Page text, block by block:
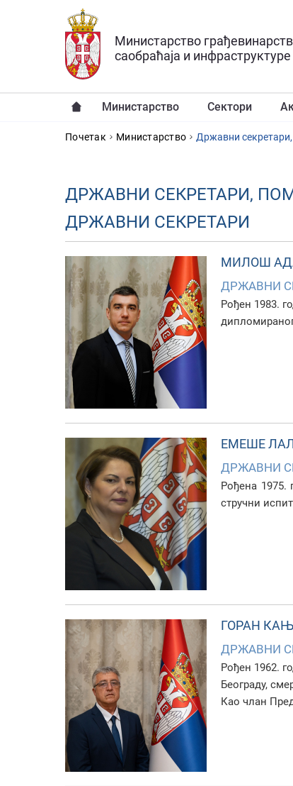
Прескочи на главни део садржаја
Министарство
саобраћаја и инфраструктуре
Министарство Сектори
YOU ARE HERE
Почетак Министарство Државни
ДРЖАВНИ СЕКРЕТАРИ,
ДРЖАВНИ СЕКРЕТАРИ
МИЛОШ
ДРЖАВНИ
Рођен 1983.
ЕМЕШЕ
ДРЖАВНИ
Рођена 1975.
стручни
ГОРАН
ДРЖАВНИ
Рођен 1962.
Београду,
Као члан